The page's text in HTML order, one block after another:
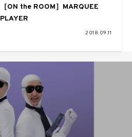
［ON the ROOM］MARQUEE
PLAYER
2018.09.11